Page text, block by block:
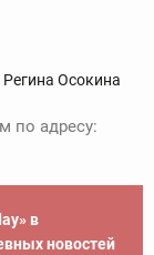
Регина Осокина
по адресу:
в
новостей